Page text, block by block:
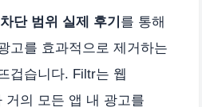
단 범위 실제 후기 를 통해
고를 효과적으로 제거하는
겁습니다. Filtr는 웹
거의 모든 앱 내 광고를